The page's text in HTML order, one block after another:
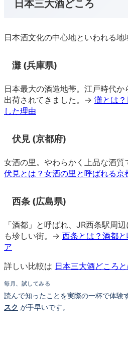
日本三大酒どころ
日本酒文化の中心地といわれる地
灘 (兵庫県)
日本最大の酒造地帯。江戸時代
出荷されてきました。→ 灘とは
した理由
伏見 (京都府)
女酒の里。やわらかく上品な酒
伏見とは？女酒の里と呼ばれる京
西条 (広島県)
「酒都」と呼ばれ、JR西条駅周
も珍しい街。→ 西条とは？酒都
ア
詳しい比較は 日本三大酒どころと
毎月、試してみる
読んで知ったことを実際の一杯で体験
スク が手早いです。